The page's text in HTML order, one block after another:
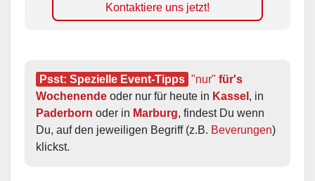
Kontaktiere uns jetzt!
Psst: Spezielle Event-Tipps "nur" für's
Wochenende oder nur für heute in Kassel
Paderborn oder in Marburg, findest Du wenn
Du, auf den jeweiligen Begriff (z.B. Beverungen)
klickst.